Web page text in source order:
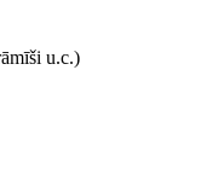
u.c.)